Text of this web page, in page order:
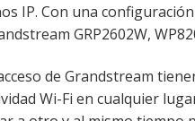
IP. Con una
GRP2602W,
de Grandstream
Wi-Fi en cualquier